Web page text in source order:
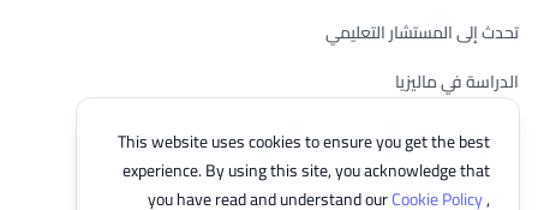
This website uses cookies to ensure you get the best
experience. By using this site, you acknowledge that
you have read and understand ourCookie Policy,
تحدث إلى المستشار التعليمي
الدراسة في ماليزيا
تحقق من أهليتك